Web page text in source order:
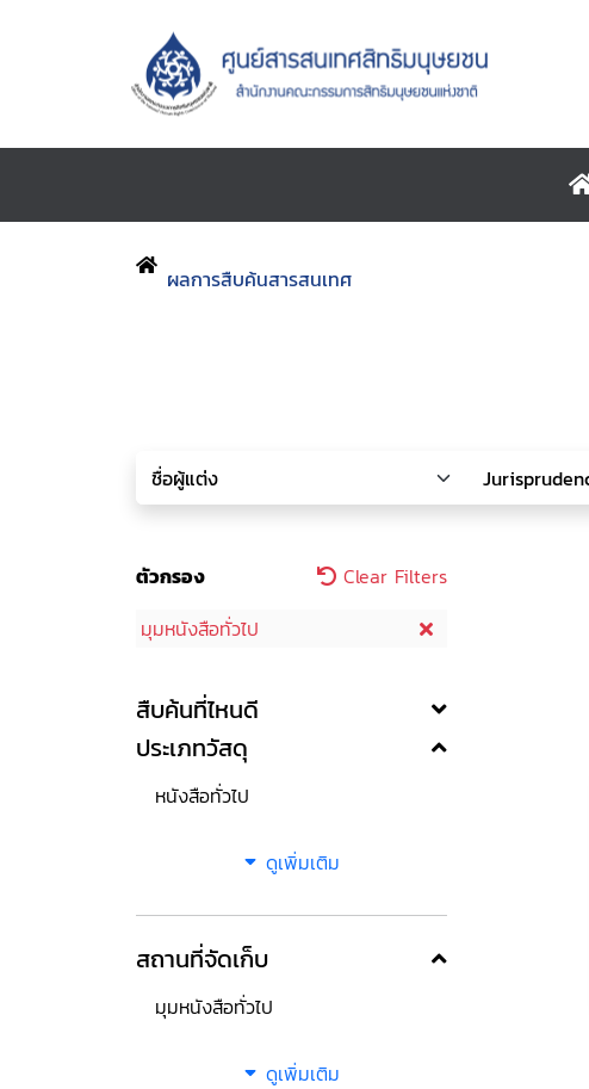
ผลการสืบค้นสารสนเทศ
ตัวกรอง
Clear Filters
มุมหนังสือทั่วไป
สืบค้นที่ไหนดี
ประเภทวัสดุ
หนังสือทั่วไป
ดูเพิ่มเติม
สถานที่จัดเก็บ
มุมหนังสือทั่วไป
ดูเพิ่มเติม